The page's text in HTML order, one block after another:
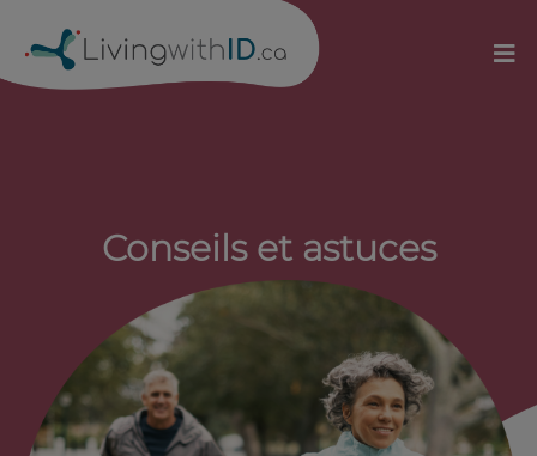
Conseils et astuces